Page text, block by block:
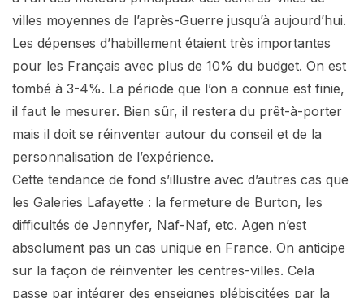
villes moyennes de l’après-Guerre jusqu’à aujourd’hui.
Les dépenses d’habillement étaient très importantes
pour les Français avec plus de 10% du budget. On est
tombé à 3-4%. La période que l’on a connue est finie,
il faut le mesurer. Bien sûr, il restera du prêt-à-porter
mais il doit se réinventer autour du conseil et de la
personnalisation de l’expérience.
Cette tendance de fond s’illustre avec d’autres cas que
les Galeries Lafayette : la fermeture de Burton, les
difficultés de Jennyfer, Naf-Naf, etc. Agen n’est
absolument pas un cas unique en France. On anticipe
sur la façon de réinventer les centres-villes. Cela
passe par intégrer des enseignes plébiscitées par la